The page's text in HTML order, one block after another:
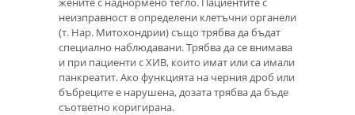
неизправност в определени клетъчни органели
(т. Нар. Митохондрии) също трябва да бъдат
специално наблюдавани. Трябва да се внимава
и при пациенти с ХИВ, които имат или са имали
панкреатит. Ако функцията на черния дроб или
бъбреците е нарушена, дозата трябва да бъде
съответно коригирана.